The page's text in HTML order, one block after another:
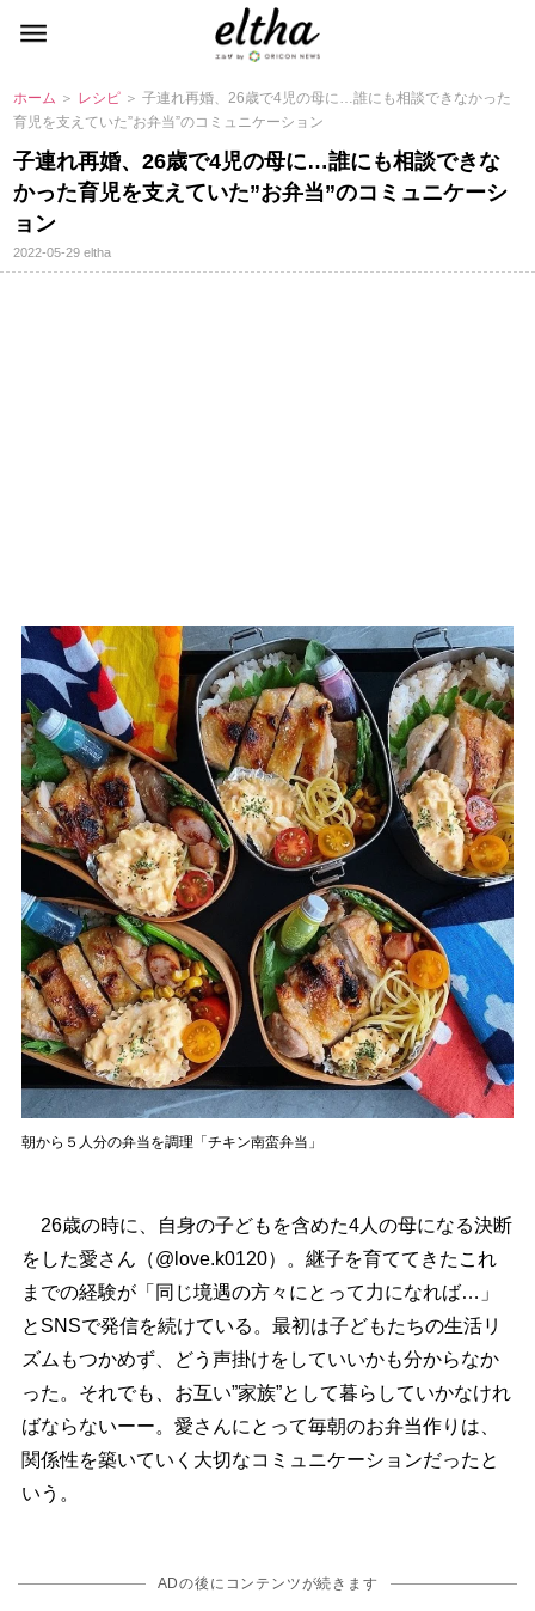
ホーム ＞ レシピ ＞ 子連れ再婚、26歳で4児の母に…誰にも相談できなかった
育児を支えていた”お弁当”のコミュニケーション
子連れ再婚、26歳で4児の母に…誰にも相談できな
かった育児を支えていた”お弁当”のコミュニケーシ
ョン
2022-05-29eltha
朝から５人分の弁当を調理「チキン南蛮弁当」
26歳の時に、自身の子どもを含めた4人の母になる決断
をした愛さん（@love.k0120）。継子を育ててきたこれ
までの経験が「同じ境遇の方々にとって力になれば…」
とSNSで発信を続けている。最初は子どもたちの生活リ
ズムもつかめず、どう声掛けをしていいかも分からなか
った。それでも、お互い”家族”として暮らしていかなけれ
ばならないーー。愛さんにとって毎朝のお弁当作りは、
関係性を築いていく大切なコミュニケーションだったと
いう。
ADの後にコンテンツが続きます